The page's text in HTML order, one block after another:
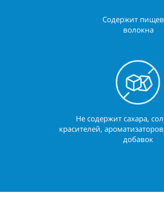
Содержит
волокна
Не содержит сахара,
красителей,
добавок